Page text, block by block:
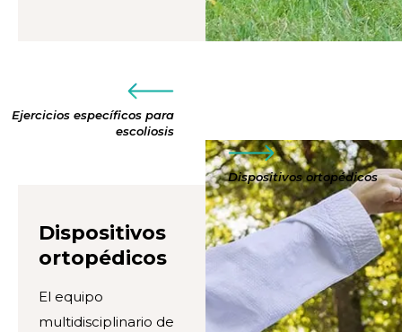
Ejercicios específicos para
escoliosis
Dispositivos ortopédicos
Dispositivos
ortopédicos
El equipo
multidisciplinario de